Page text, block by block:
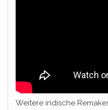
Weitere indische